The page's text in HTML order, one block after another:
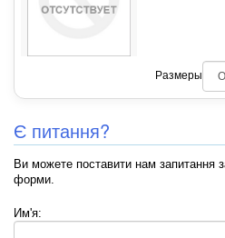
Размеры
Є питання?
Ви можете поставити нам запитання
форми.
Им'я: